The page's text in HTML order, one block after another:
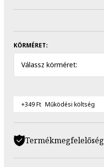
KÖRMÉRET:
Válassz körméret:
+349 Ft Működési költség